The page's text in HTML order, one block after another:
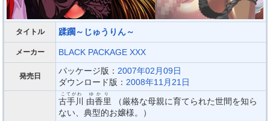
タイトル 蹂躙～じゅうりん～
メーカー BLACK PACKAGE XXX
発売日
パッケージ版： 2007年02月09日
ダウンロード版： 2008年11月21日
古手川
こてがわ
由香里
ゆかり
（厳格な母親に育てられた世間を知ら
ない、典型的お嬢様。）